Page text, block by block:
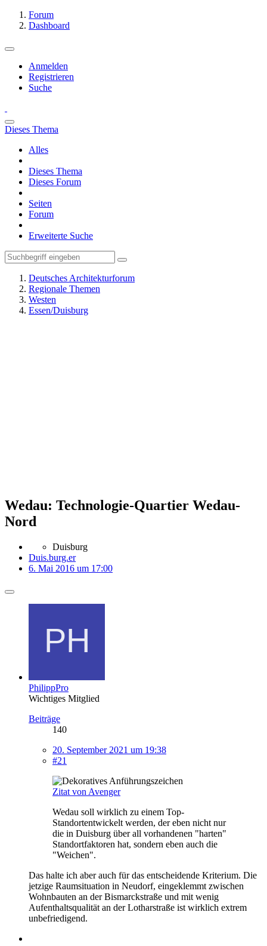
Forum
Dashboard
Anmelden
Registrieren
Suche
Dieses Thema
Alles
Dieses Thema
Dieses Forum
Seiten
Forum
Erweiterte Suche
Deutsches Architekturforum
Regionale Themen
Westen
Essen/Duisburg
Wedau: Technologie-Quartier Wedau-
Nord
Duisburg
Duis.burg.er
6. Mai 2016 um 17:00
PhilippPro
Wichtiges Mitglied
Beiträge
140
20. September 2021 um 19:38
#21
Zitat von Avenger
Wedau soll wirklich zu einem Top-
Standortentwickelt werden, der eben nicht nur
die in Duisburg über all vorhandenen "harten"
Standortfaktoren hat, sondern eben auch die
"Weichen".
Das halte ich aber auch für das entscheidende Kriterium. Die
jetzige Raumsituation in Neudorf, eingeklemmt zwischen
Wohnbauten an der Bismarckstraße und mit wenig
Aufenthaltsqualität an der Lotharstraße ist wirklich extrem
unbefriedigend.